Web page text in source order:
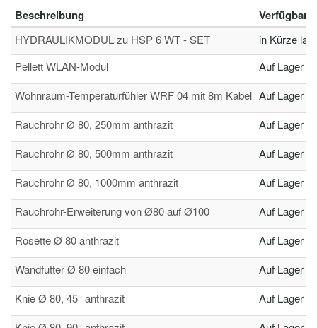
Beschreibung
HYDRAULIKMODUL zu HSP 6 WT - SET
in Kürze
Pellett WLAN-Modul
Auf Lager
Wohnraum-Temperaturfühler WRF 04 mit 8m Kabel Auf Lager
Rauchrohr Ø 80, 250mm anthrazit
Auf Lager
Rauchrohr Ø 80, 500mm anthrazit
Auf Lager
Rauchrohr Ø 80, 1000mm anthrazit
Auf Lager
Rauchrohr-Erweiterung von Ø80 auf Ø100
Auf Lager
Rosette Ø 80 anthrazit
Auf Lager
Wandfutter Ø 80 einfach
Auf Lager
Knie Ø 80, 45° anthrazit
Auf Lager